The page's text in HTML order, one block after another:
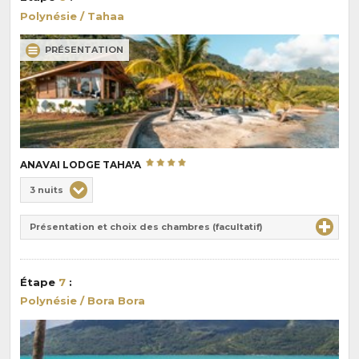
Polynésie / Tahaa
PRÉSENTATION
ANAVAI LODGE TAHA'A
de
pension
:
Durée
3 nuits
Présentation et choix des chambres (facultatif)
Étape 7 :
Polynésie / Bora Bora